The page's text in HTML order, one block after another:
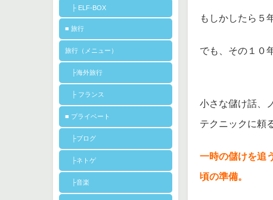
├ ELF-BOX
■ 旅行
旅行（メニュー）
├海外旅行
├ フランス
■ プライベート
├ブログ
├ネトゲ
├音楽
もしかしたら５
でも、その１０
小さな儲け話、
テクニックに頼
一時の儲けを追
頃の準備。